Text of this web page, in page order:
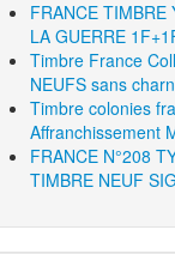
FRANCE TIMBRE
LA GUERRE
Timbre France
NEUFS sans
Timbre colonies
Affranchissement
FRANCE N°208
TIMBRE NEUF